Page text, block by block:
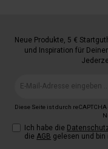
Neue Produkte, 5 €
und Inspiration für
Diese Seite ist durch
Ich habe die
die AGB gelesen und